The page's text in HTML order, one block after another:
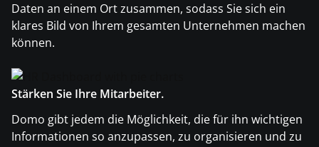
Daten an einem Ort zusammen, sodass Sie sich ein
klares Bild von Ihrem gesamten Unternehmen machen
können.
Stärken Sie Ihre Mitarbeiter.
Domo gibt jedem die Möglichkeit, die für ihn wichtigen
Informationen so anzupassen, zu organisieren und zu